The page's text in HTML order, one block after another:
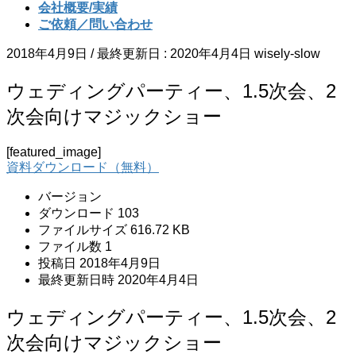
会社概要/実績
ご依頼／問い合わせ
2018年4月9日 / 最終更新日 : 2020年4月4日 wisely-slow
ウェディングパーティー、1.5次会、2
次会向けマジックショー
[featured_image]
資料ダウンロード（無料）
バージョン
ダウンロード 103
ファイルサイズ 616.72 KB
ファイル数 1
投稿日 2018年4月9日
最終更新日時 2020年4月4日
ウェディングパーティー、1.5次会、2
次会向けマジックショー